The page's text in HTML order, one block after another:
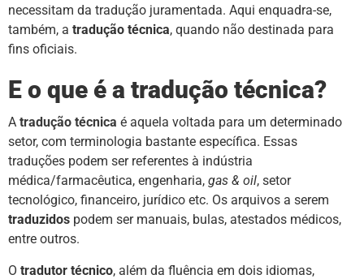
necessitam da tradução juramentada. Aqui enquadra-se,
também, a tradução técnica, quando não destinada para
fins oficiais.
E o que é a tradução técnica?
A tradução técnica é aquela voltada para um determinado
setor, com terminologia bastante específica. Essas
traduções podem ser referentes à indústria
médica/farmacêutica, engenharia, gas & oil, setor
tecnológico, financeiro, jurídico etc. Os arquivos a serem
traduzidos podem ser manuais, bulas, atestados médicos,
entre outros.
O tradutor técnico, além da fluência em dois idiomas,